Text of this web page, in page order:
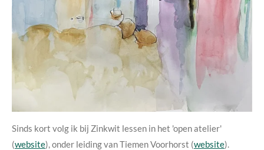
Sinds kort volg ik bij Zinkwit lessen in het 'open atelier'
(website), onder leiding van Tiemen Voorhorst (website).